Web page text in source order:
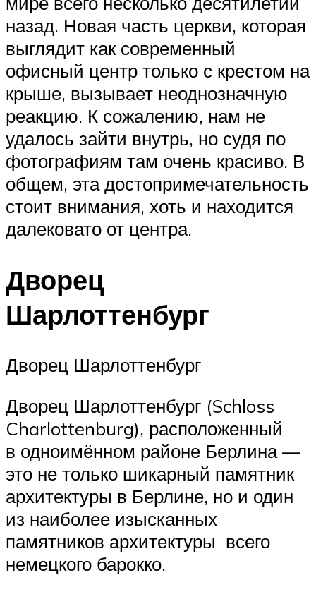
назад. Новая часть церкви, которая
выглядит как современный
офисный центр только с крестом на
крыше, вызывает неоднозначную
реакцию. К сожалению, нам не
удалось зайти внутрь, но судя по
фотографиям там очень красиво. В
общем, эта достопримечательность
стоит внимания, хоть и находится
далековато от центра.
Дворец
Шарлоттенбург
Дворец Шарлоттенбург
Дворец Шарлоттенбург (Schloss
Charlottenburg), расположенный
в одноимённом районе Берлина —
это не только шикарный памятник
архитектуры в Берлине, но и один
из наиболее изысканных
памятников архитектуры всего
немецкого барокко.